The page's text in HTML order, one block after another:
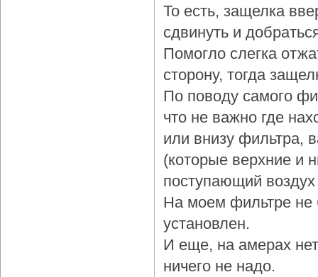
То есть, защелка
сдвинуть и
Помогло слегка
сторону, тогда
По поводу самого
что не важно где
или внизу фильтра,
(которые верхние и
поступающий
На моем фильтре не
установлен.
И еще, на амерах
ничего не надо.